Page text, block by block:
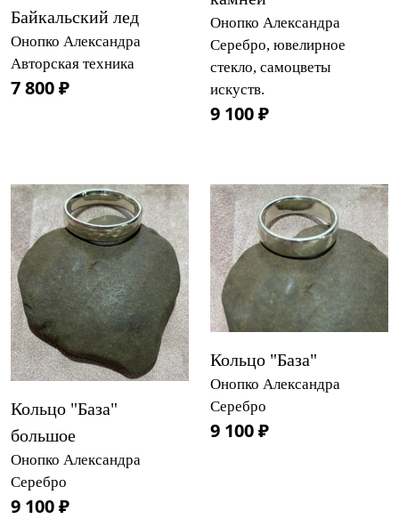
Байкальский лед
Онопко Александра
Авторская техника
7 800 ₽
Онопко Александра
Серебро, ювелирное
стекло, самоцветы
искуств.
9 100 ₽
Кольцо "База"
большое
Онопко Александра
Серебро
9 100 ₽
Кольцо "База"
Онопко Александра
Серебро
9 100 ₽